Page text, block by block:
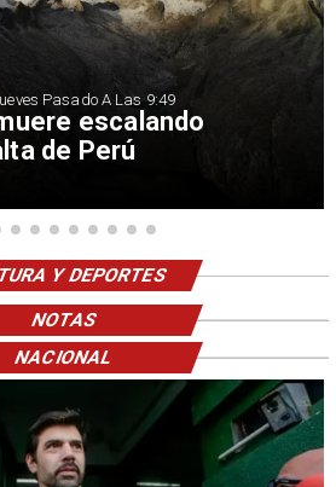
escalando
de Perú
Pasado A Las 9:49
Y DEPORTES
NOTAS
NACIONAL